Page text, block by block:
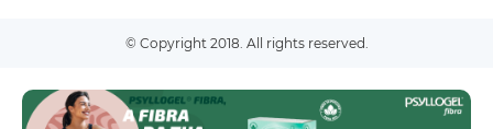
© Copyright 2018. All rights reserved.